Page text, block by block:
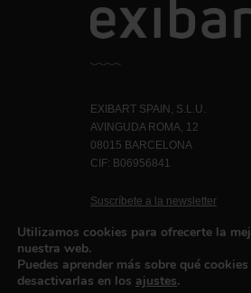
EXIBART SPAIN, S.L.U.
AVINGUDA ROMA, 12
08015 BARCELONA
CIF: B06956841
Suscríbete a la newsletter
Política de privacidad
Utilizamos cookies para ofrecerte la
nuestra web.
Puedes aprender más sobre qué
desactivarlas en los ajustes.